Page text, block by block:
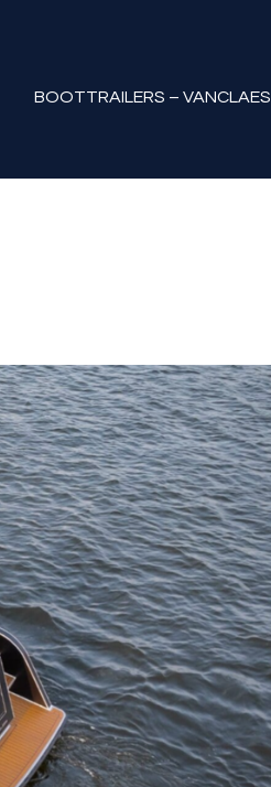
BOOTTRAILERS – VANCLAES